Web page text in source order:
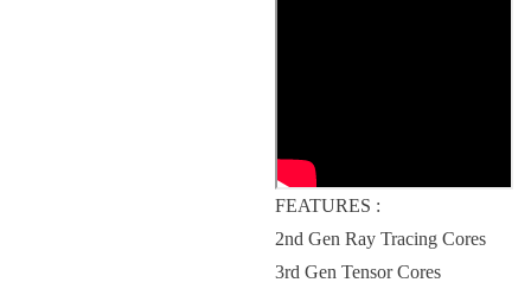
FEATURES :
2nd Gen Ray Tracing Cores
3rd Gen Tensor Cores